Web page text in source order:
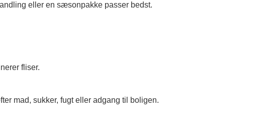
eller en sæsonpakke passer bedst.
fliser.
mad, sukker, fugt eller adgang til boligen.